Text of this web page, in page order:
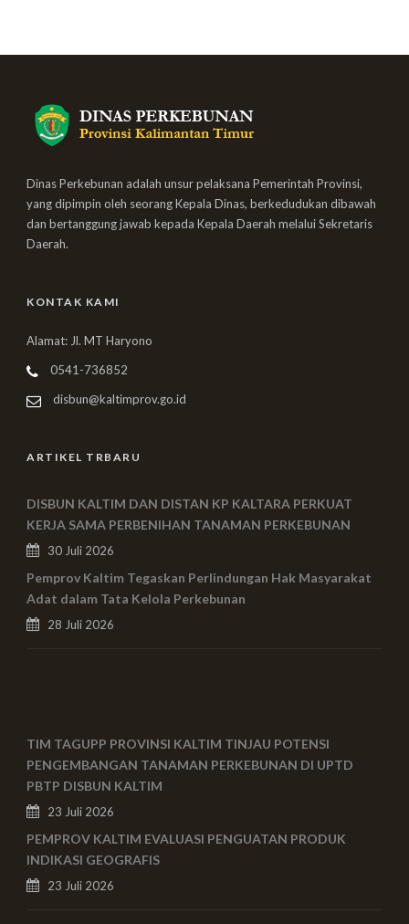
Dinas Perkebunan adalah unsur pelaksana Pemerintah Provinsi,
yang dipimpin oleh seorang Kepala Dinas, berkedudukan dibawah
dan bertanggung jawab kepada Kepala Daerah melalui Sekretaris
Daerah.
KONTAK KAMI
Alamat: Jl. MT Haryono
0541-736852
disbun@kaltimprov.go.id
ARTIKEL TRBARU
DISBUN KALTIM DAN DISTAN KP KALTARA PERKUAT
KERJA SAMA PERBENIHAN TANAMAN PERKEBUNAN
30 Juli 2026
Pemprov Kaltim Tegaskan Perlindungan Hak Masyarakat
Adat dalam Tata Kelola Perkebunan
28 Juli 2026
TIM TAGUPP PROVINSI KALTIM TINJAU POTENSI
PENGEMBANGAN TANAMAN PERKEBUNAN DI UPTD
PBTP DISBUN KALTIM
23 Juli 2026
PEMPROV KALTIM EVALUASI PENGUATAN PRODUK
INDIKASI GEOGRAFIS
23 Juli 2026